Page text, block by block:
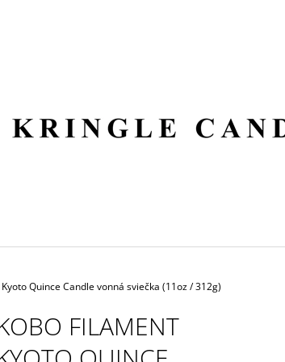
Quince Candle vonná sviečka (11oz / 312g)
FILAMENT
HERMANOS APOTHECARY